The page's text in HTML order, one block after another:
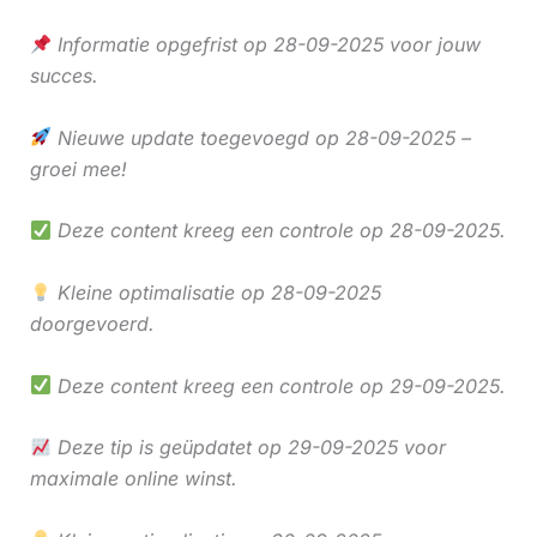
Informatie opgefrist op 28-09-2025 voor jouw
succes.
Nieuwe update toegevoegd op 28-09-2025 –
groei mee!
Deze content kreeg een controle op 28-09-2025.
Kleine optimalisatie op 28-09-2025
doorgevoerd.
Deze content kreeg een controle op 29-09-2025.
Deze tip is geüpdatet op 29-09-2025 voor
maximale online winst.